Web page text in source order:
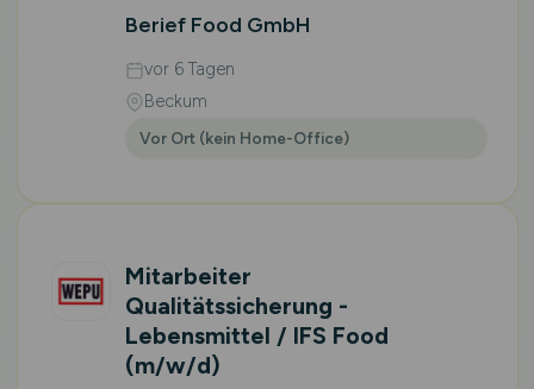
Berief Food GmbH
vor 6 Tagen
Beckum
Vor Ort (kein Home-Office)
Mitarbeiter
Qualitätssicherung -
Lebensmittel / IFS Food
(m/w/d)